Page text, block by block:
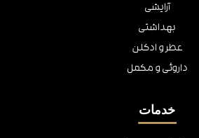
آرایشی
بهداشتی
عطر و ادکلن
داروئی و مکمل
خدمات